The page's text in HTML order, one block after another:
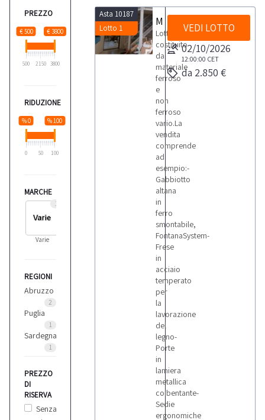
PREZZO
€ 500 € 3800
500 2150 3800
RIDUZIONE
% 0 % 100
0 50 100
MARCHE
1
Varie
REGIONI
Abruzzo
2
Puglia
1
Sardegna
1
PREZZO
DI
RISERVA
Senza
Asta 10187
Lotto 1
Lotto
costituito
da
materiale
ferroso
e
non
ferroso
vario.La
vendita
comprende
ad
esempio:-
Gabbiotto
altana
in
ferro
smontabile,
FontanaSystem-
Frese
in
acciaio
temperato
per
la
lavorazione
del
legno-
Porte
in
lamiera
metallica
coibentante-
Sedie
ergonomiche
VEDI LOTTO
02/10/2026
12:00:00 CET
da 2.850 €